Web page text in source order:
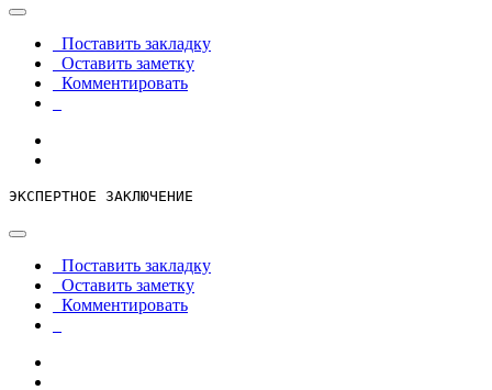
Поставить закладку
Оставить заметку
Комментировать
ЭКСПЕРТНОЕ ЗАКЛЮЧЕНИЕ
Поставить закладку
Оставить заметку
Комментировать